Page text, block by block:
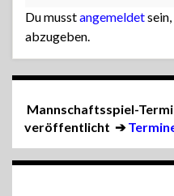
Du musstangemeldet
abzugeben.
Mannschaftsspiel-
veröffentlicht ➔